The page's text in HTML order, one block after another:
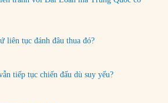
liên tục đánh đâu thua đó?
tiếp tục chiến đấu dù suy yếu?